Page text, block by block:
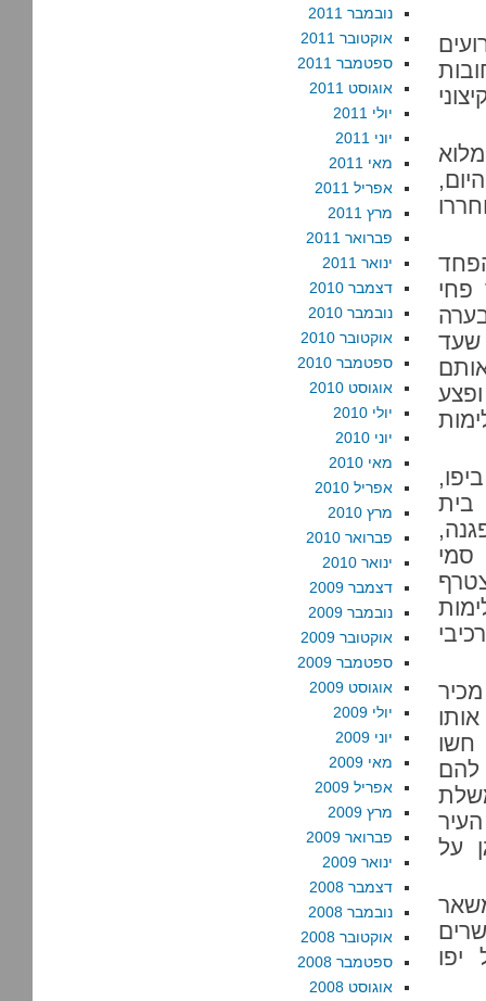
פחי
שעד
בית
סמי
חשו
להם
על
יפו
נובמבר 2011
אוקטובר 2011
ספטמבר 2011
אוגוסט 2011
יולי 2011
יוני 2011
מאי 2011
אפריל 2011
מרץ 2011
פברואר 2011
ינואר 2011
דצמבר 2010
נובמבר 2010
אוקטובר 2010
ספטמבר 2010
אוגוסט 2010
יולי 2010
יוני 2010
מאי 2010
אפריל 2010
מרץ 2010
פברואר 2010
ינואר 2010
דצמבר 2009
נובמבר 2009
אוקטובר 2009
ספטמבר 2009
אוגוסט 2009
יולי 2009
יוני 2009
מאי 2009
אפריל 2009
מרץ 2009
פברואר 2009
ינואר 2009
דצמבר 2008
נובמבר 2008
אוקטובר 2008
ספטמבר 2008
אוגוסט 2008